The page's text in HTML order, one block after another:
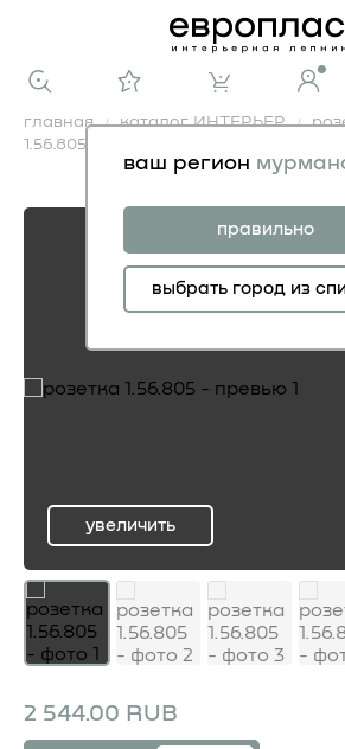
ваш регион
правильно
выбрать город из
главная каталог ИНТЕРЬЕР
1.56.805
розетка
ru
увеличить
2 544.00 RUB